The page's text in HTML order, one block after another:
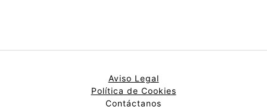
Aviso Legal
Política de Cookies
Contáctanos